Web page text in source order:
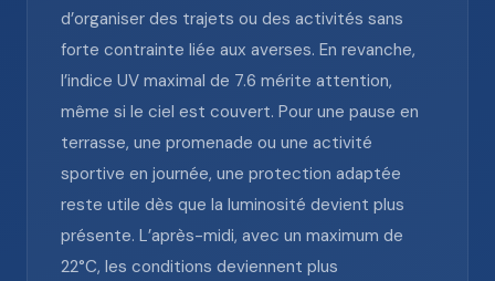
d’organiser des trajets ou des activités sans
forte contrainte liée aux averses. En revanche,
l’indice UV maximal de 7.6 mérite attention,
même si le ciel est couvert. Pour une pause en
terrasse, une promenade ou une activité
sportive en journée, une protection adaptée
reste utile dès que la luminosité devient plus
présente. L’après-midi, avec un maximum de
22°C, les conditions deviennent plus